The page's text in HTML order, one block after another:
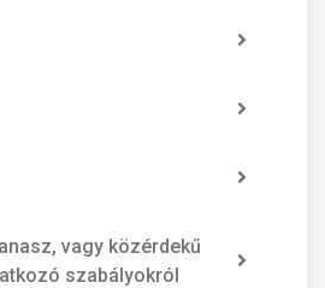
vagy közérdekű
szabályokról